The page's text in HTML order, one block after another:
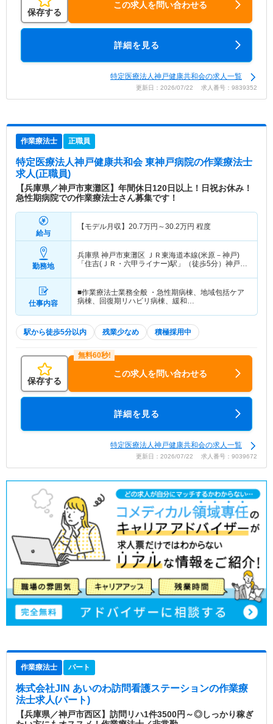
保存する
この求人を問い合わせる
詳細を見る
特定医療法人神戸健康共和会の求人一覧
更新日：2026/07/22 求人番号：9839352
作業療法士 正職員
特定医療法人神戸健康共和会 東神戸病院の作業療法士
求人(正職員)
【兵庫県／神戸市東灘区】年間休日120日以上！日祝お休み！
急性期病院での作業療法士さん募集です！
給与
【モデル月収】 20.7万円～30.2万円 程度
勤務地
兵庫県 神戸市東灘区 ＪＲ東海道本線(米原－神戸)
「住吉(ＪＲ・六甲ライナー)駅」（徒歩5分）神戸新
駅」（徒歩5分）
仕事内容
■作業療法士業務全般 ・急性期病棟、地域包括ケア
病棟、回復期リハビリ病棟、緩和…
駅から徒歩5分以内 残業少なめ 積極採用中
保存する
この求人を問い合わせる
詳細を見る
特定医療法人神戸健康共和会の求人一覧
更新日：2026/07/22 求人番号：9039672
作業療法士 パート
株式会社JIN あいのわ訪問看護ステーションの作業療
法士求人(パート)
【兵庫県／神戸市西区】訪問リハ1件3500円～◎しっかり稼ぎ